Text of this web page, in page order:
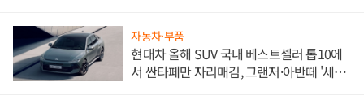
자동차·부품
현대차 올해 SUV 국내 베스트셀러 톱10에
서 싼타페만 자리매김, 그랜저·아반떼 '세단